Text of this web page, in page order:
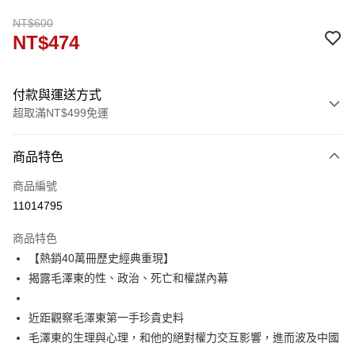
NT$600
NT$474
付款與運送方式
超取滿NT$499免運
信用卡一次付款
運送方式
付款後全家取貨
每筆NT$60，滿NT$499(含以上)免運費
付款後7-11取貨
每筆NT$60，滿NT$499(含以上)免運費
宅配
商品特色
商品編號
11014795
商品特色
【熱銷40萬冊歷史經典重現】
揭露毛澤東的性、政治、死亡和權謀內幕
近距觀察毛澤東第一手珍貴史料
毛澤東的生理與心理，和他的絕對權力交互影響，進而波及中國